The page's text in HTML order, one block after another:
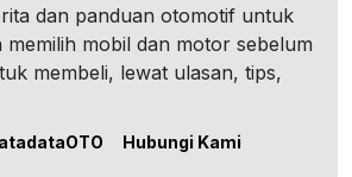
dan panduan otomotif untuk
memilih mobil dan motor sebelum
membeli, lewat ulasan, tips,
Hubungi Kami